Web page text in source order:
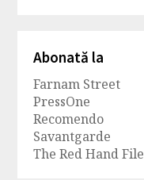
Abonată la
Farnam Street
PressOne
Recomendo
Savantgarde
The Red Hand File